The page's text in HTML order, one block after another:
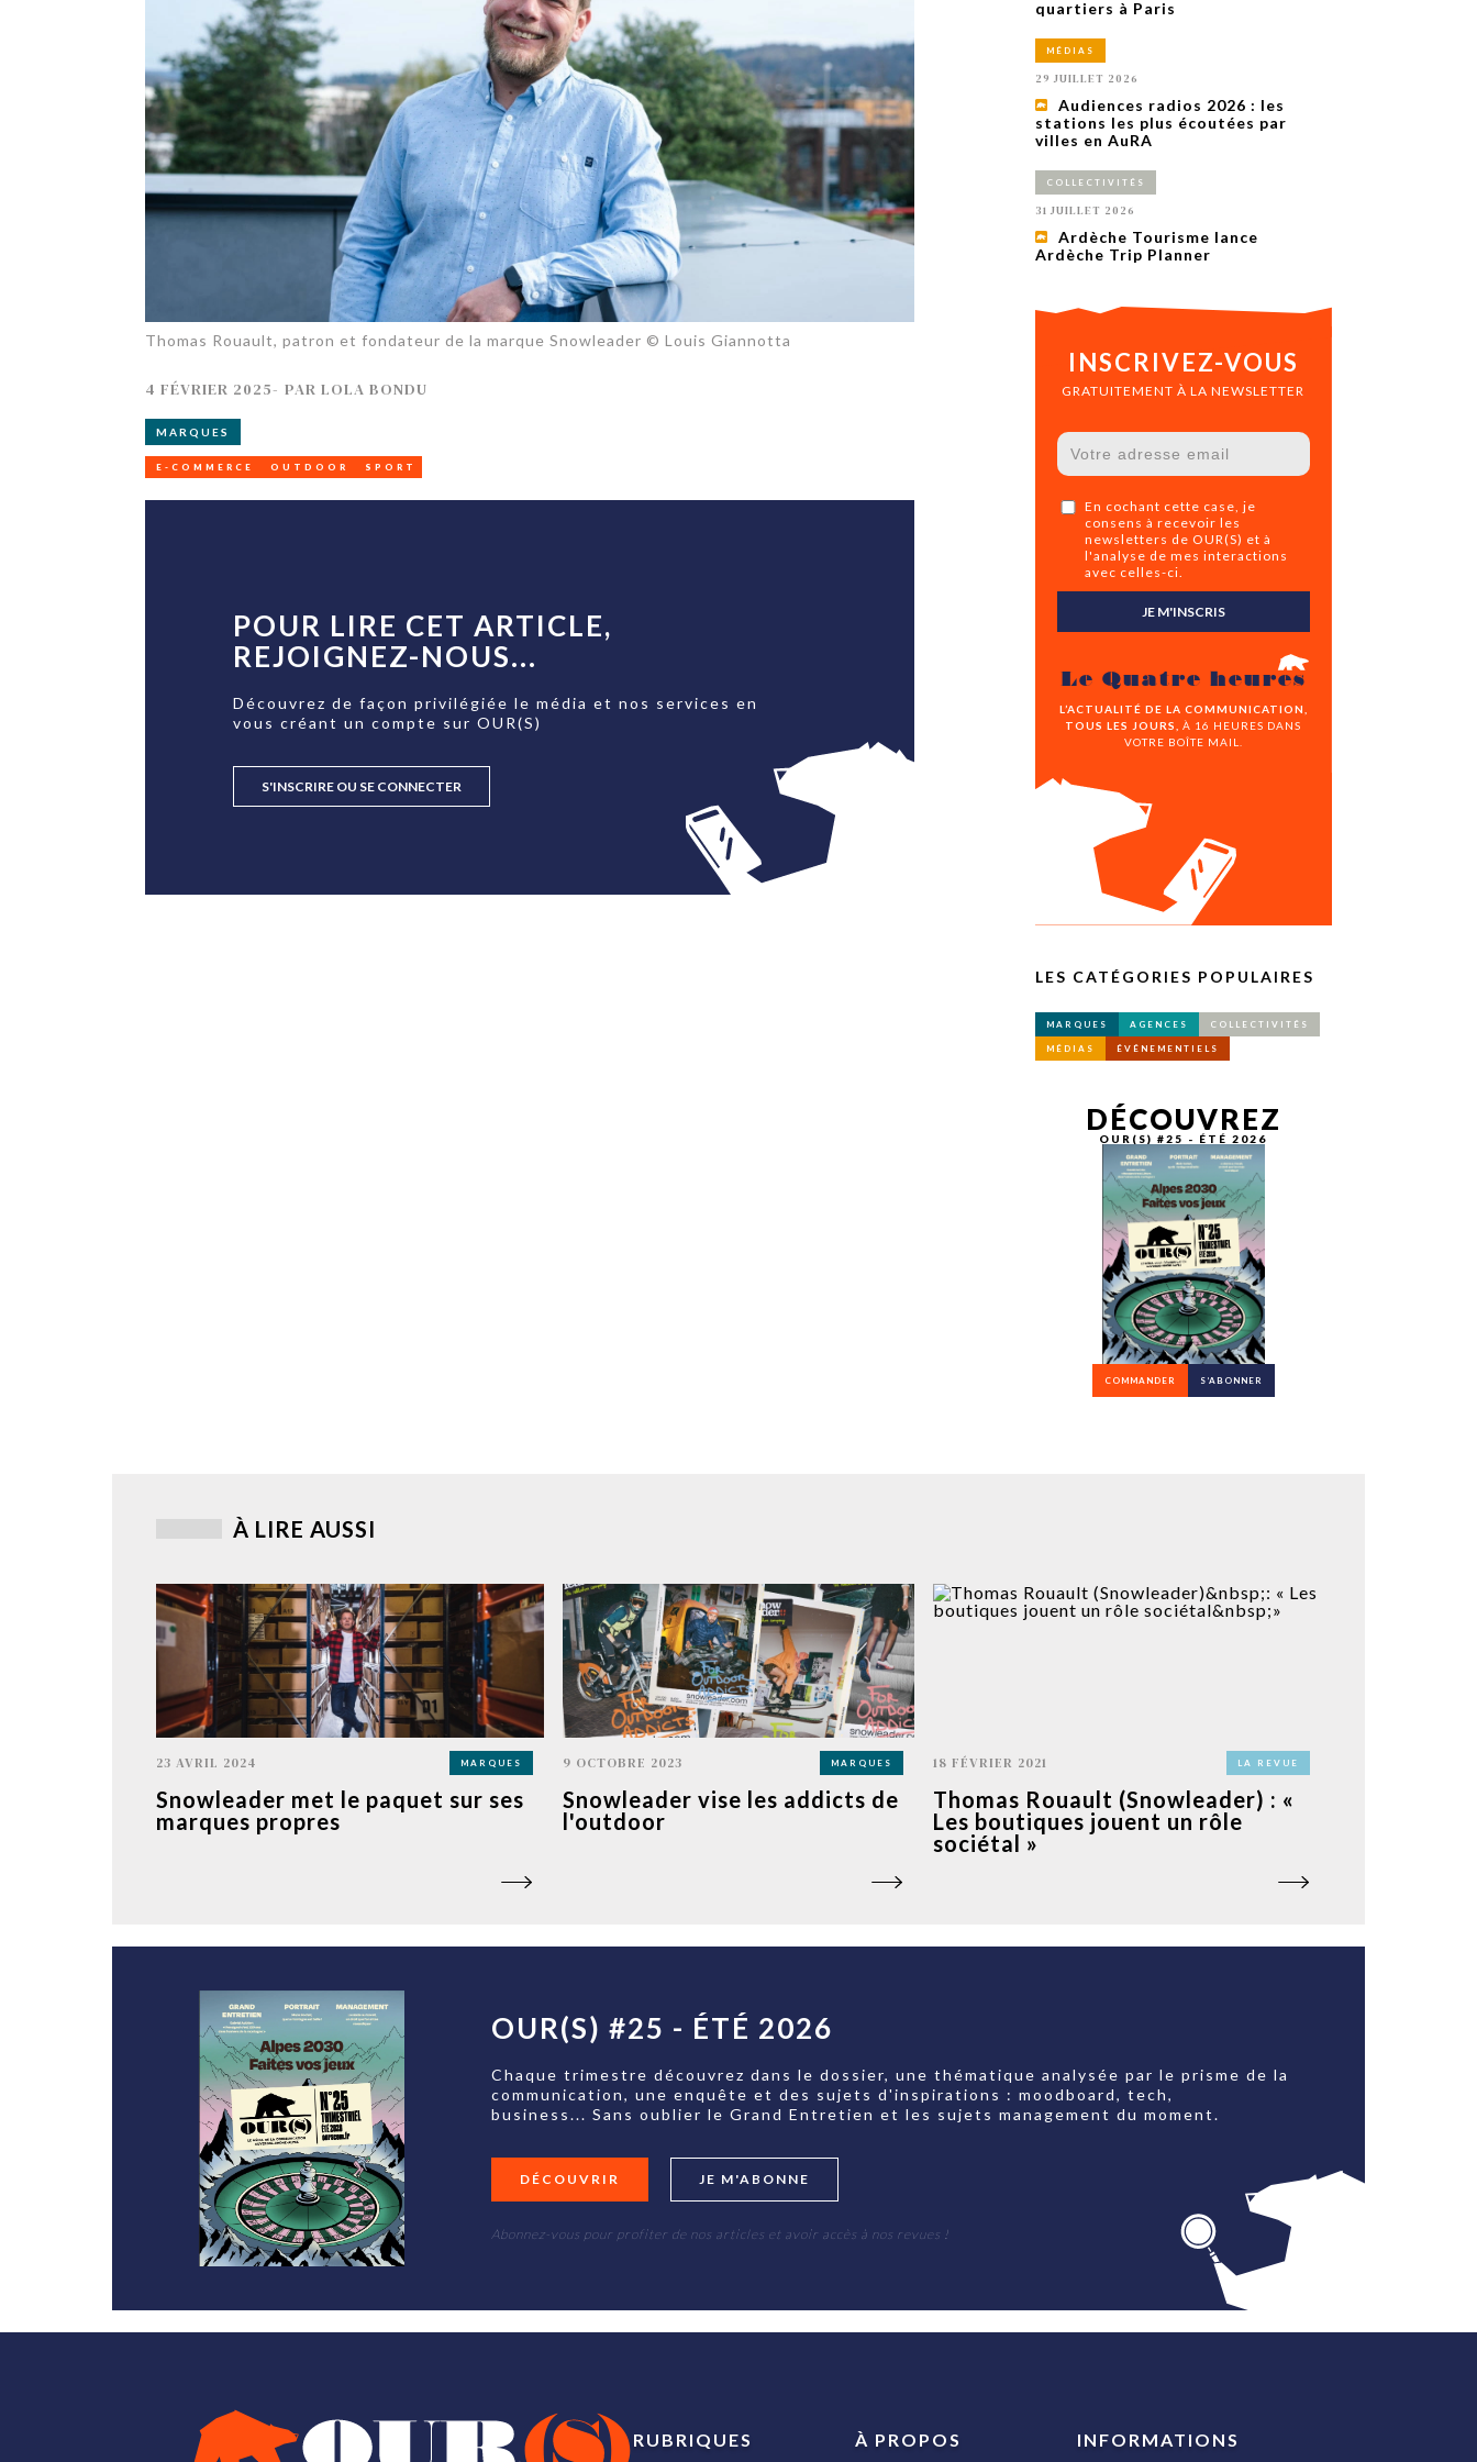
SERVICES
OPINIONS
LA REVUE
ARTICLE
PARTENAIRE
Amandine Burret
rejoint Sainte-Foy-
lès-Lyon
la déconnexion, en digital et au cinéma.
Alexandra Thizy, sa responsable
marketing et communication, revient sur
la campagne.
M’ABONNER À OURSCOM PENDANT
1 AN
Thomas Rouault, patron et fondateur de la marque Snowleader © Louis Giannotta
4 FÉVRIER 2025- PARLOLA BONDU
MARQUES
E-COMMERCE OUTDOOR SPORT
POUR LIRE CET ARTICLE,
REJOIGNEZ-NOUS...
Découvrez de façon privilégiée le média et nos services en
vous créant un compte sur OUR(S)
S'INSCRIRE OU SE CONNECTER
quartiers à Paris
MÉDIAS
29 JUILLET 2026
Audiences radios 2026 : les
stations les plus écoutées par
villes en AuRA
COLLECTIVITÉS
31 JUILLET 2026
Ardèche Tourisme lance
Ardèche Trip Planner
INSCRIVEZ-VOUS
GRATUITEMENT À LA NEWSLETTER
En cochant cette case, je
consens à recevoir les
newsletters de OUR(S) et à
l'analyse de mes interactions
avec celles-ci.
JE M'INSCRIS
Le Quatre heures
L’ACTUALITÉ DE LA COMMUNICATION,
TOUS LES JOURS,
À 16 HEURES DANS
VOTRE BOÎTE MAIL.
LES CATÉGORIES POPULAIRES
MARQUES AGENCES COLLECTIVITÉS
MÉDIAS ÉVÉNEMENTIELS
DÉCOUVREZ
OUR(S) #25 - ÉTÉ 2026
COMMANDER S’ABONNER
À LIRE AUSSI
23 AVRIL 2024 MARQUES
Snowleader met le paquet sur ses
marques propres
9 OCTOBRE 2023 MARQUES
Snowleader vise les addicts de
l'outdoor
18 FÉVRIER 2021 LA REVUE
Thomas Rouault (Snowleader) : «
Les boutiques jouent un rôle
sociétal »
OUR(S) #25 - ÉTÉ 2026
Chaque trimestre découvrez dans le dossier, une thématique analysée par le prisme de la
communication, une enquête et des sujets d'inspirations : moodboard, tech,
business... Sans oublier le Grand Entretien et les sujets management du moment.
DÉCOUVRIR JE M'ABONNE
Abonnez-vous pour profiter de nos articles et avoir accès à nos revues !
RUBRIQUES À PROPOS INFORMATIONS